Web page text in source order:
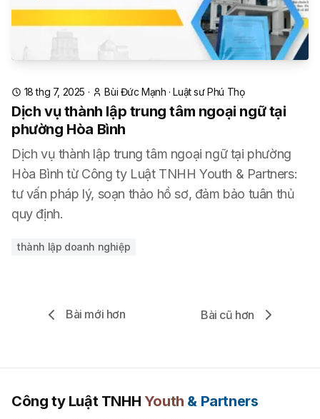
18 thg 7, 2025 · Bùi Đức Mạnh ·Luật sư Phú Thọ
Dịch vụ thành lập trung tâm ngoại ngữ tại
phường Hòa Bình
Dịch vụ thành lập trung tâm ngoại ngữ tại phường
Hòa Bình từ Công ty Luật TNHH Youth & Partners:
tư vấn pháp lý, soạn thảo hồ sơ, đảm bảo tuân thủ
quy định.
thành lập doanh nghiệp
Bài mới hơn Bài cũ hơn
Công ty Luật TNHH Youth & Partners